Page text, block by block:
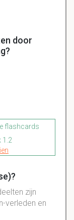
door
flashcards
1.2
zijn
verleden en